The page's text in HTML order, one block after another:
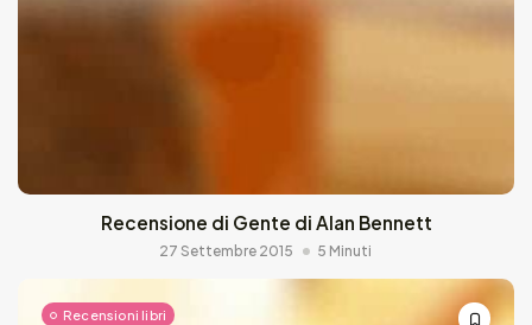
Recensione di Gente di Alan Bennett
27 Settembre 2015 5 Minuti
Recensioni libri